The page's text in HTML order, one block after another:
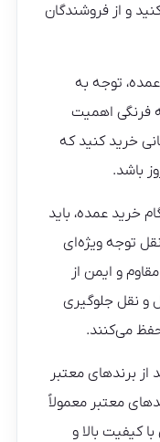
و از فروشندگان
توجه به
فرنگی اهمیت
خرید کنید که
باشد.
خرید عمده، باید
توجه ویژه‌ای
و ایمن از
نقل جلوگیری
می‌کنند.
برندهای معتبر
معتبر معمولاً
کیفیت بالا و